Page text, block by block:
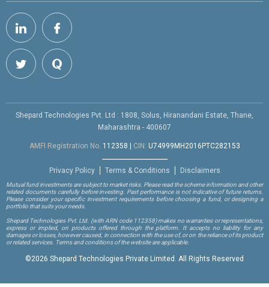
Shepard Technologies Pvt. Ltd : 1808, Solus, Hiranandani Estate, Thane,
Maharashtra - 400607
AMFI Registration No. 112358 | CIN: U74999MH2016PTC282153
Privacy Policy Terms & Conditions Disclaimers
Mutual fund investments are subject to market risks. Please read the scheme information and other
related documents carefully before investing. Past performance is not indicative of future returns.
Please consider your specific investment requirements before choosing a fund, or designing a
portfolio that suits your needs.
Shepard Technologies Pvt. Ltd. (with ARN code 112358)makes no warranties or representations,
express or implied, on products offered through the platform. It accepts no liability for any
damages or losses, however caused, in connection with the use of, or on the reliance of its product
or related services. Terms and conditions of the website are applicable.
©2026 Shepard Technologies Private Limited. All Rights Reserved